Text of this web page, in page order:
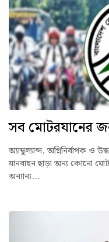
সব মোটরযানের
অ্যাম্বুল্যান্স, অগ্নিনির্বাপক ও
যানবাহন ছাড়া অন্য কোনো
অন্যান্য...